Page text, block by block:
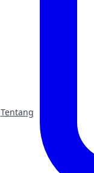
Tentang